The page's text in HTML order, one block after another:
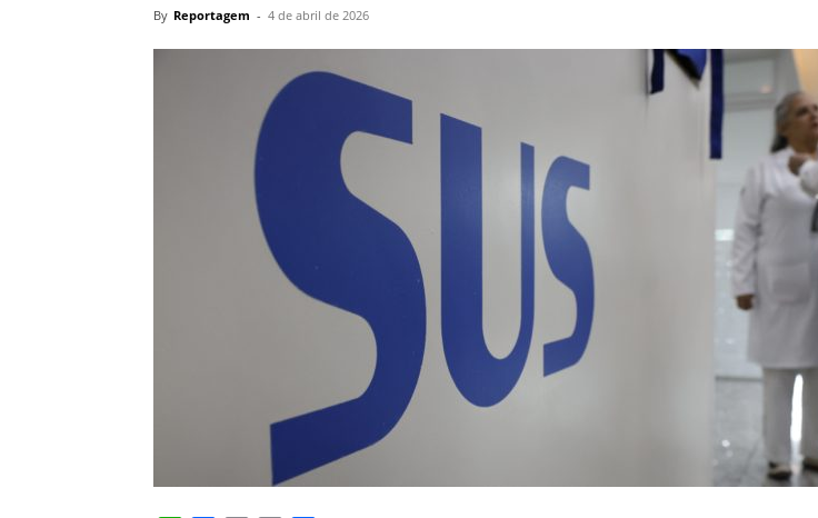
By Reportagem - 4 de abril de 2026